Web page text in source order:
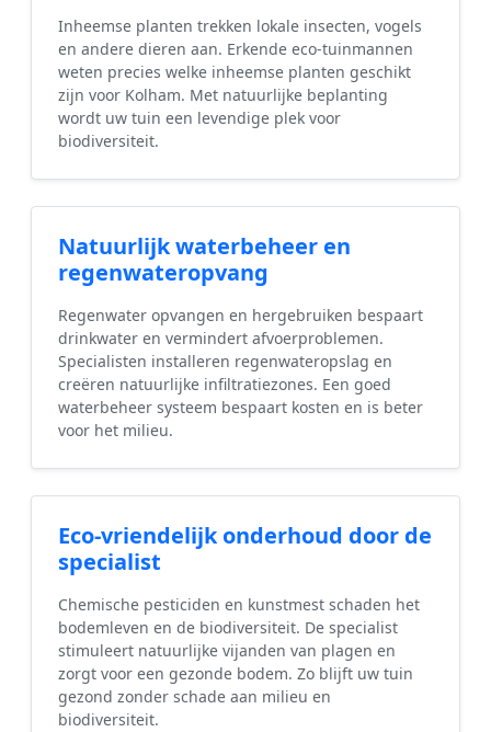
Inheemse planten trekken lokale insecten, vogels
en andere dieren aan. Erkende eco-tuinmannen
weten precies welke inheemse planten geschikt
zijn voor Kolham. Met natuurlijke beplanting
wordt uw tuin een levendige plek voor
biodiversiteit.
Natuurlijk waterbeheer en
regenwateropvang
Regenwater opvangen en hergebruiken bespaart
drinkwater en vermindert afvoerproblemen.
Specialisten installeren regenwateropslag en
creëren natuurlijke infiltratiezones. Een goed
waterbeheer systeem bespaart kosten en is beter
voor het milieu.
Eco-vriendelijk onderhoud door de
specialist
Chemische pesticiden en kunstmest schaden het
bodemleven en de biodiversiteit. De specialist
stimuleert natuurlijke vijanden van plagen en
zorgt voor een gezonde bodem. Zo blijft uw tuin
gezond zonder schade aan milieu en
biodiversiteit.